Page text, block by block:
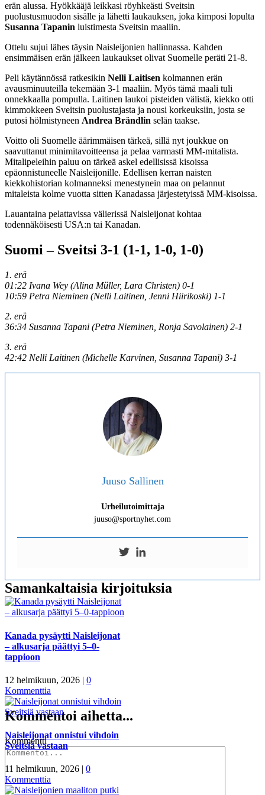
erän alussa. Hyökkääjä leikkasi röyhkeästi Sveitsin
puolustusmuodon sisälle ja lähetti laukauksen, joka kimposi lopulta
Susanna Tapanin luistimesta Sveitsin maaliin.
Ottelu sujui lähes täysin Naisleijonien hallinnassa. Kahden
ensimmäisen erän jälkeen laukaukset olivat Suomelle peräti 21-8.
Peli käytännössä ratkesikin Nelli Laitisen kolmannen erän
avausminuuteilla tekemään 3-1 maaliin. Myös tämä maali tuli
onnekkaalla pompulla. Laitinen laukoi pisteiden välistä, kiekko otti
kimmokkeen Sveitsin puolustajasta ja nousi korkeuksiin, josta se
putosi hölmistyneen Andrea Brändlin selän taakse.
Voitto oli Suomelle äärimmäisen tärkeä, sillä nyt joukkue on
saavuttanut minimitavoitteensa ja pelaa varmasti MM-mitalista.
Mitalipeleihin paluu on tärkeä askel edellisissä kisoissa
epäonnistuneelle Naisleijonille. Edellisen kerran naisten
kiekkohistorian kolmanneksi menestynein maa on pelannut
mitaleista kolme vuotta sitten Kanadassa järjestetyissä MM-kisoissa.
Lauantaina pelattavissa välierissä Naisleijonat kohtaa
todennäköisesti USA:n tai Kanadan.
Suomi – Sveitsi 3-1 (1-1, 1-0, 1-0)
1. erä
01:22 Ivana Wey (Alina Müller, Lara Christen) 0-1
10:59 Petra Nieminen (Nelli Laitinen, Jenni Hiirikoski) 1-1
2. erä
36:34 Susanna Tapani (Petra Nieminen, Ronja Savolainen) 2-1
3. erä
42:42 Nelli Laitinen (Michelle Karvinen, Susanna Tapani) 3-1
Juuso Sallinen
Urheilutoimittaja
juuso@sportnyhet.com
Samankaltaisia kirjoituksia
Kanada pysäytti Naisleijonat
– alkusarja päättyi 5–0-
tappioon
12 helmikuun, 2026 | 0
Kommenttia
Naisleijonat onnistui vihdoin
Sveitsiä vastaan
11 helmikuun, 2026 | 0
Kommenttia
Kommentoi aihetta...
Kommentti